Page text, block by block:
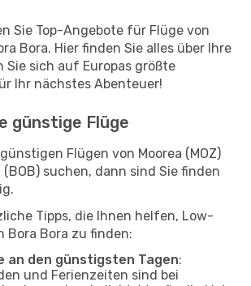
Sie Top-Angebote für Flüge von
Bora. Hier finden Sie alles über Ihre
Sie sich auf Europas größte
Ihr nächstes Abenteuer!
günstige Flüge
Flügen von Moorea (MOZ)
(BOB) suchen, dann sind Sie finden
Tipps, die Ihnen helfen, Low-
Bora Bora zu finden:
an den günstigsten Tagen:
und Ferienzeiten sind bei